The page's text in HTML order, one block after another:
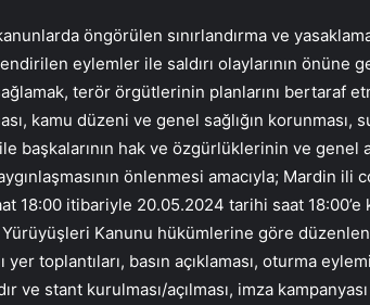
öngörülen sınırlandırma ve
eylemler ile saldırı olaylarının önüne
terör örgütlerinin planlarını bertaraf
kamu düzeni ve genel sağlığın
başkalarının hak ve özgürlüklerinin ve genel
önlenmesi amacıyla; Mardin ili
18:00 itibariyle 20.05.2024 tarihi saat 18:00’e
Kanunu hükümlerine göre
yer toplantıları, basın açıklaması, oturma
ve stant kurulması/açılması, imza